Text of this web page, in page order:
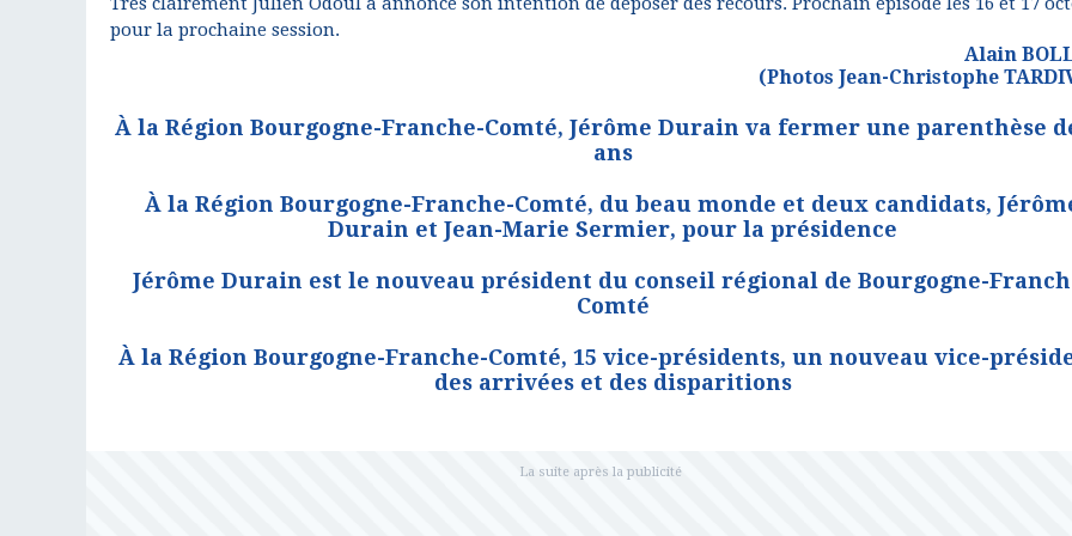
pour la prochaine session.
Alain
(Photos Jean-Christophe
À la Région Bourgogne-Franche-Comté, Jérôme Durain va fermer une parenthèse
ans
À la Région Bourgogne-Franche-Comté, du beau monde et deux candidats,
Durain et Jean-Marie Sermier, pour la présidence
Jérôme Durain est le nouveau président du conseil régional de Bourgogne-
Comté
À la Région Bourgogne-Franche-Comté, 15 vice-présidents, un nouveau vice-
des arrivées et des disparitions